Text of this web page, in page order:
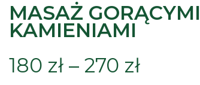
MASAŻ GORĄCYMI
KAMIENIAMI
180 zł – 270 złZakres